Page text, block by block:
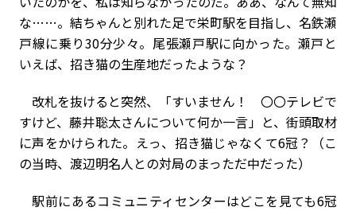
な……。結ちゃんと別れた足で栄町駅を目指し、名鉄瀬
戸線に乗り30分少々。尾張瀬戸駅に向かった。瀬戸と
いえば、招き猫の生産地だったような？
改札を抜けると突然、「すいません！ 〇〇テレビで
すけど、藤井聡太さんについて何か一言」と、街頭取材
に声をかけられた。えっ、招き猫じゃなくて6冠？（こ
の当時、渡辺明名人との対局のまっただ中だった）
駅前にあるコミュニティセンターはどこを見ても6冠